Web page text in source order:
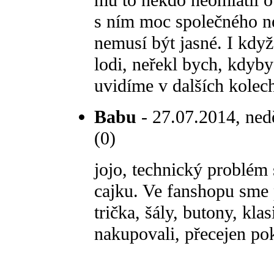
s ním moc společného
nemusí být jasné. I
lodi, neřekl bych,
uvidíme v dalších
Babu - 27.07.2014,
(0)
jojo, technický problém
cajku. Ve fanshopu
trička, šály, butony,
nakupovali, přecejen